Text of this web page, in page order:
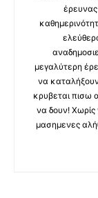
έρευνας
μεγαλύτερη
να καταλήξουν
κρυβεται πισω
να δουν! Χωρίς
μασημενες